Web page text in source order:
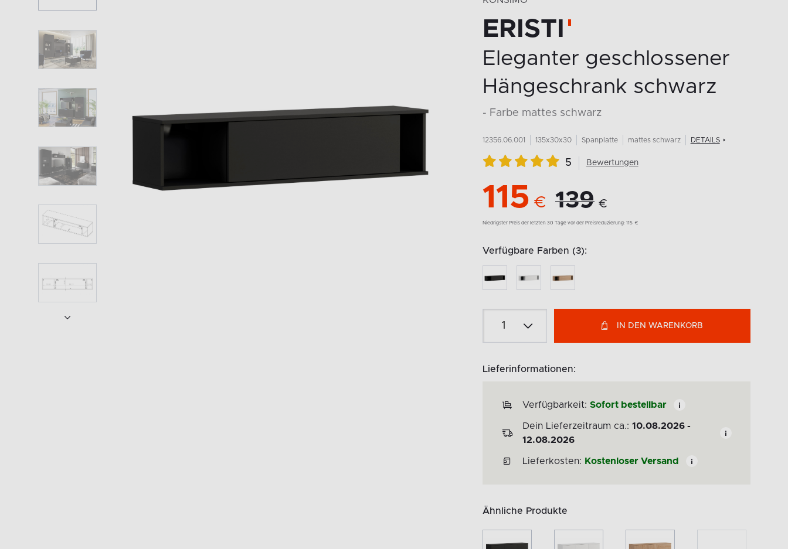
ERISTI
Eleganter geschlossener
Hängeschrank schwarz
- Farbe mattes schwarz
12356.06.001 135x30x30 Spanplatte mattes schwarz DETAILS
5 Bewertungen
115 € 139 €
Niedrigster Preis der letzten 30 Tage vor der Preisreduzierung: 115 €
Verfügbare Farben (3):
IN DEN WARENKORB
Lieferinformationen:
Verfügbarkeit: Sofort bestellbar
Dein Lieferzeitraum ca.: 10.08.2026 -
12.08.2026
Lieferkosten: Kostenloser Versand
Ähnliche Produkte